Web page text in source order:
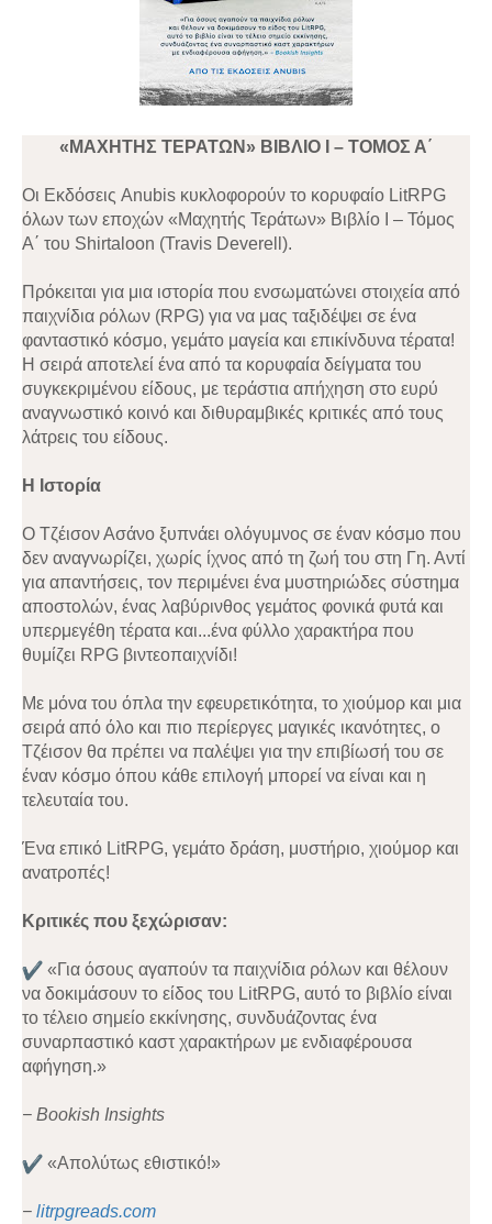
«ΜΑΧΗΤΗΣ ΤΕΡΑΤΩΝ» ΒΙΒΛΙΟ Ι – ΤΟΜΟΣ Α΄
Οι Εκδόσεις Anubis κυκλοφορούν το κορυφαίο LitRPG
όλων των εποχών «Μαχητής Τεράτων» Βιβλίο Ι – Τόμος
Α΄ του Shirtaloon (Travis Deverell).
Πρόκειται για μια ιστορία που ενσωματώνει στοιχεία από
παιχνίδια ρόλων (RPG) για να μας ταξιδέψει σε ένα
φανταστικό κόσμο, γεμάτο μαγεία και επικίνδυνα τέρατα!
Η σειρά αποτελεί ένα από τα κορυφαία δείγματα του
συγκεκριμένου είδους, με τεράστια απήχηση στο ευρύ
αναγνωστικό κοινό και διθυραμβικές κριτικές από τους
λάτρεις του είδους.
Η Ιστορία
Ο Τζέισον Ασάνο ξυπνάει ολόγυμνος σε έναν κόσμο που
δεν αναγνωρίζει, χωρίς ίχνος από τη ζωή του στη Γη. Αντί
για απαντήσεις, τον περιμένει ένα μυστηριώδες σύστημα
αποστολών, ένας λαβύρινθος γεμάτος φονικά φυτά και
υπερμεγέθη τέρατα και...ένα φύλλο χαρακτήρα που
θυμίζει RPG βιντεοπαιχνίδι!
Με μόνα του όπλα την εφευρετικότητα, το χιούμορ και μια
σειρά από όλο και πιο περίεργες μαγικές ικανότητες, ο
Τζέισον θα πρέπει να παλέψει για την επιβίωσή του σε
έναν κόσμο όπου κάθε επιλογή μπορεί να είναι και η
τελευταία του.
Ένα επικό LitRPG, γεμάτο δράση, μυστήριο, χιούμορ και
ανατροπές!
Κριτικές που ξεχώρισαν:
«Για όσους αγαπούν τα παιχνίδια ρόλων και θέλουν
να δοκιμάσουν το είδος του LitRPG, αυτό το βιβλίο είναι
το τέλειο σημείο εκκίνησης, συνδυάζοντας ένα
συναρπαστικό καστ χαρακτήρων με ενδιαφέρουσα
αφήγηση.»
− Bookish Insights
«Απολύτως εθιστικό!»
− litrpgreads.com